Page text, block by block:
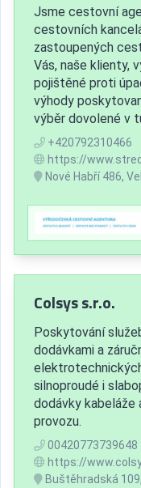
Jsme cestovní
cestovních
zastoupených
Vás, naše klienty,
pojištěné proti
výhody
výběr dovolené v
+420792310466
https://
Nové Habří 486,
Colsys s.r.o.
Poskytování
dodávkami a
silnoproudé i
dodávky kabeláže
provozu.
00420773739648
https://
Buštěhradská